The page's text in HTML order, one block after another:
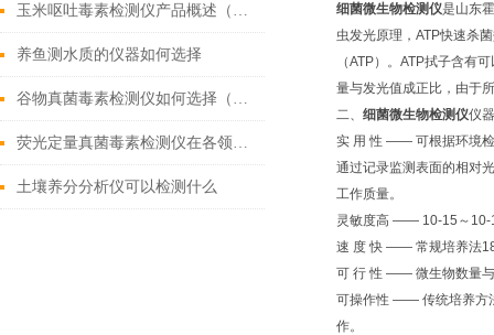
玉米呕吐毒素检测仪产品概述（2022市场上好用的呕吐毒素检测仪）
养鱼测水质的仪器如何选择
谷物真菌毒素检测仪如何选择（带您了解2022好用的真菌毒素检测仪）
荧光定量真菌毒素检测仪在各领域中的作用
土壤养分分析仪可以检测什么
细菌微生物检测仪是山东
虫发光原理，ATP快速杀
（ATP）。ATP拭子含有
量与发光值成正比，由于
二、 细菌微生物检测仪仪
实 用 性 —— 可根据环境
通过记录监测表面的相对
工作质量。
灵敏度高 —— 10-15～10-
速 度 快 —— 常规培养法
可 行 性 —— 微生物数量与
可操作性 —— 传统培养方
作。